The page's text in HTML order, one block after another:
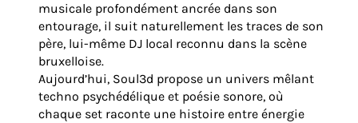
musicale profondément ancrée dans son
entourage, il suit naturellement les traces de son
père, lui-même DJ local reconnu dans la scène
bruxelloise.
Aujourd’hui, Soul3d propose un univers mêlant
techno psychédélique et poésie sonore, où
chaque set raconte une histoire entre énergie